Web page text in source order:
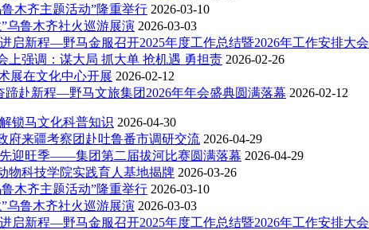
木齐主题活动”隆重举行 2026-03-10
乌鲁木齐社火巡游展演 2026-03-03
启新程—野马金服召开2025年度工作总结暨2026年工作安排大会
上强调：谋大局 抓大单 抢机遇 勇担责 2026-02-26
展在文化中心开展 2026-02-12
蹄赴新程—野马文旅集团2026年年会盛典圆满落幕 2026-02-12
锁马文化科普知识 2026-04-30
府来疆考察团赴吐鲁番市调研交流 2026-04-29
迎旺季——集团第二届拔河比赛圆满落幕 2026-04-29
物科技学院实践育人基地揭牌 2026-03-26
木齐主题活动”隆重举行 2026-03-10
乌鲁木齐社火巡游展演 2026-03-03
启新程—野马金服召开2025年度工作总结暨2026年工作安排大会